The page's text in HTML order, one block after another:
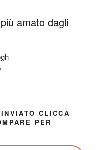
amato dagli
CLICCA
PER